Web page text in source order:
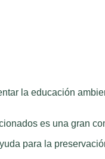
la educación
es una gran
para la